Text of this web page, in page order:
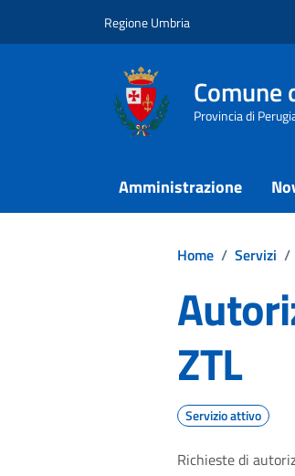
Regione Umbria
Comune
Provincia di
Amministrazione
Home / Servizi /
ZTL
Servizio attivo
Richieste di